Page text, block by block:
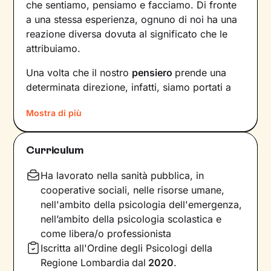
che sentiamo, pensiamo e facciamo. Di fronte
a una stessa esperienza, ognuno di noi ha una
reazione diversa dovuta al significato che le
attribuiamo.
Una volta che il nostro pensiero prende una
determinata direzione, infatti, siamo portati a
modi che possono ostacolare il nostro
benessere.
Per interrompere questo il circolo vizioso e
innescare un cambiamento positivo
, è
necessario individuare pensieri e
comportamenti che causano emozioni
spiacevoli e andare a lavorare su di essi.
Il primo obiettivo dei nostri incontri sarà quello
di farti acquisire una maggioreconsapevolezza
delle modalità con cui interpreti gli eventi della
Mostra di più
Curriculum
Ha lavorato nella sanità pubblica, in
cooperative sociali, nelle risorse umane,
nell'ambito della psicologia dell'emergenza,
nell’ambito della psicologia scolastica e
come libera/o professionista
Iscritta all'Ordine degli Psicologi della
Regione Lombardia dal 2020.